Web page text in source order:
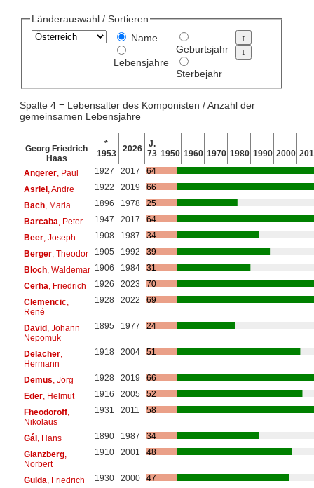
Länderauswahl / Sortieren
Name
Lebensjahre
Geburtsjahr
Sterbejahr
Spalte 4 = Lebensalter des Komponisten / Anzahl der
gemeinsamen Lebensjahre
Georg Friedrich
Haas
*
1953
2026
J.
73 1950 1960 1970 1980 1990 2000
Angerer, Paul 1927 2017
64
Asriel, Andre 1922 2019
66
Bach, Maria 1896 1978
25
Barcaba , Peter 1947 2017
64
Beer, Joseph 1908 1987
34
Berger, Theodor 1905 1992
39
Bloch, Waldemar 1906 1984
31
Cerha , Friedrich 1926 2023
70
Clemencic,
René
1928 2022 69
David, Johann
Nepomuk
1895 1977 24
Delacher,
Hermann
1918 2004 51
Demus , Jörg 1928 2019
66
Eder, Helmut 1916 2005
52
Fheodoroff,
Nikolaus
1931 2011 58
Gál, Hans 1890 1987
34
Glanzberg,
Norbert
1910 2001 48
Gulda , Friedrich 1930 2000
47